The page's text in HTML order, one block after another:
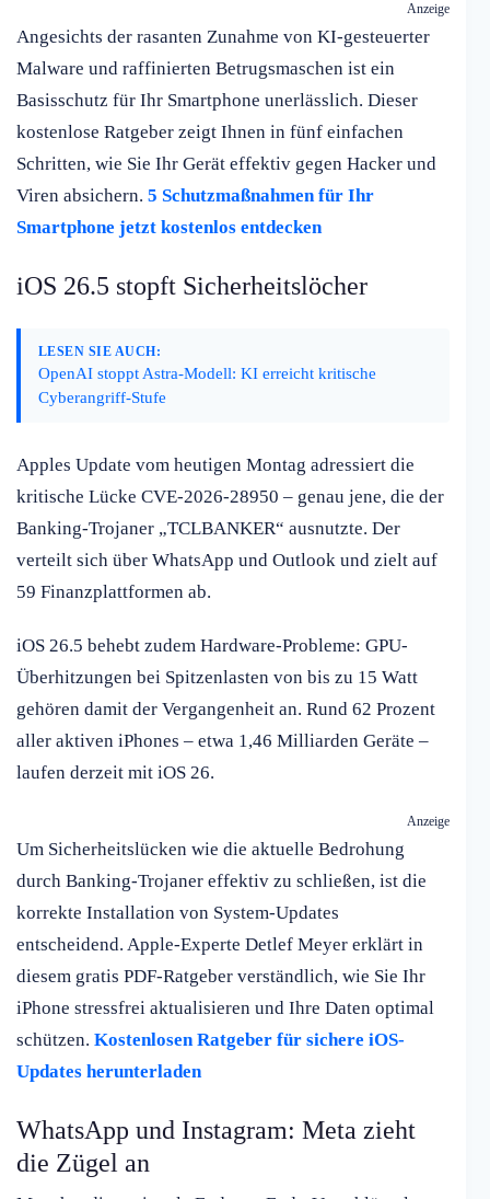
Anzeige
Angesichts der rasanten Zunahme von KI-gesteuerter
Malware und raffinierten Betrugsmaschen ist ein
Basisschutz für Ihr Smartphone unerlässlich. Dieser
kostenlose Ratgeber zeigt Ihnen in fünf einfachen
Schritten, wie Sie Ihr Gerät effektiv gegen Hacker und
Viren absichern. 5 Schutzmaßnahmen für Ihr
Smartphone jetzt kostenlos entdecken
iOS 26.5 stopft Sicherheitslöcher
LESEN SIE AUCH:
OpenAI stoppt Astra-Modell: KI erreicht kritische
Cyberangriff-Stufe
Apples Update vom heutigen Montag adressiert die
kritische Lücke CVE-2026-28950 – genau jene, die der
Banking-Trojaner „TCLBANKER“ ausnutzte. Der
verteilt sich über WhatsApp und Outlook und zielt auf
59 Finanzplattformen ab.
iOS 26.5 behebt zudem Hardware-Probleme: GPU-
Überhitzungen bei Spitzenlasten von bis zu 15 Watt
gehören damit der Vergangenheit an. Rund 62 Prozent
aller aktiven iPhones – etwa 1,46 Milliarden Geräte –
laufen derzeit mit iOS 26.
Anzeige
Um Sicherheitslücken wie die aktuelle Bedrohung
durch Banking-Trojaner effektiv zu schließen, ist die
korrekte Installation von System-Updates
entscheidend. Apple-Experte Detlef Meyer erklärt in
diesem gratis PDF-Ratgeber verständlich, wie Sie Ihr
iPhone stressfrei aktualisieren und Ihre Daten optimal
schützen. Kostenlosen Ratgeber für sichere iOS-
Updates herunterladen
WhatsApp und Instagram: Meta zieht
die Zügel an